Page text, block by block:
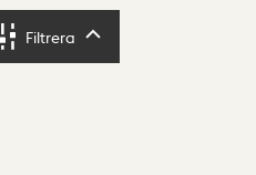
Filtrera